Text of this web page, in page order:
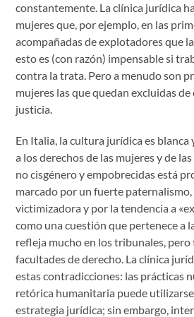
constantemente. La clínica jurídica
mujeres que, por ejemplo, en las
acompañadas de explotadores que
esto es (con razón) impensable si
contra la trata. Pero a menudo son
mujeres las que quedan excluidas de
justicia.
En Italia, la cultura jurídica es blanca
a los derechos de las mujeres y de
no cisgénero y empobrecidas está
marcado por un fuerte
victimizadora y por la tendencia a
como una cuestión que pertenece a
refleja mucho en los tribunales, pero
facultades de derecho. La clínica
estas contradicciones: las prácticas
retórica humanitaria puede utilizarse
estrategia jurídica; sin embargo,